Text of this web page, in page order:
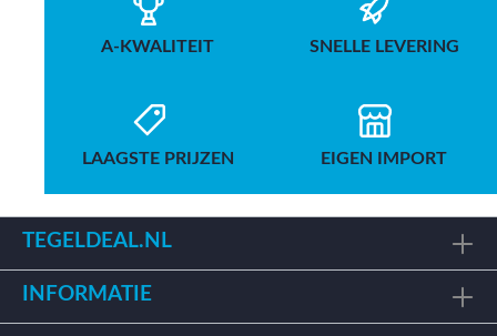
A-KWALITEIT SNELLE LEVERING
LAAGSTE PRIJZEN EIGEN IMPORT
TEGELDEAL.NL
INFORMATIE